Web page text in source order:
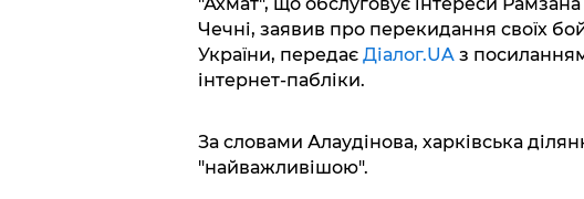
Чечні, заявив про перекидання своїх
України, передає Діалог.UAз
інтернет-пабліки.
За словами Алаудінова, харківська
"найважливішою".